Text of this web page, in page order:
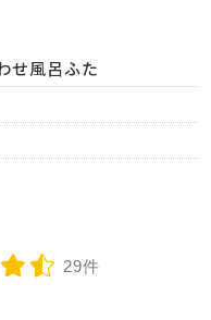
せ風呂ふた
29件